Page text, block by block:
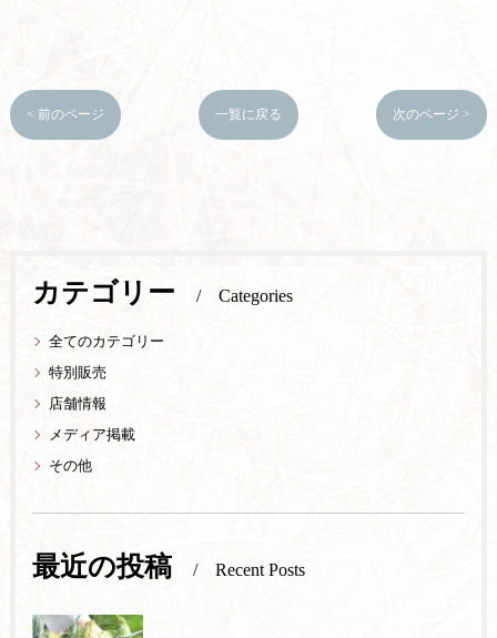
< 前のページ 一覧に戻る 次のページ >
カテゴリー Categories
全てのカテゴリー
特別販売
店舗情報
メディア掲載
その他
最近の投稿 Recent Posts